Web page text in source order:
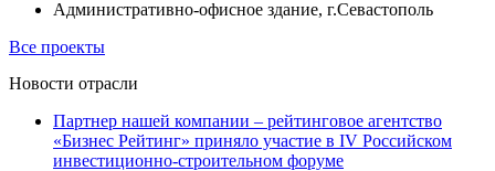
Административно-офисное здание, г.Севастополь
Все проекты
Новости отрасли
Партнер нашей компании – рейтинговое агентство
«Бизнес Рейтинг» приняло участие в IV Российском
инвестиционно-строительном форуме